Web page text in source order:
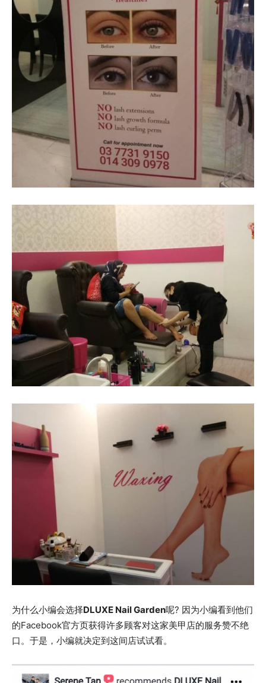
为什么小编会选择DLUXE Nail Garden呢? 因为小编看到他们
的Facebook官方页获得许多顾客对这家美甲店的服务赞不绝
口。于是，小编就决定到这间店试试看。